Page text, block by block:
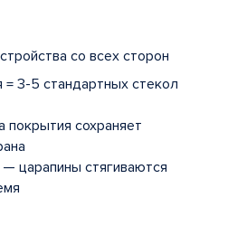
со всех сторон
= 3-5 стандартных стекол
сохраняет
царапины стягиваются